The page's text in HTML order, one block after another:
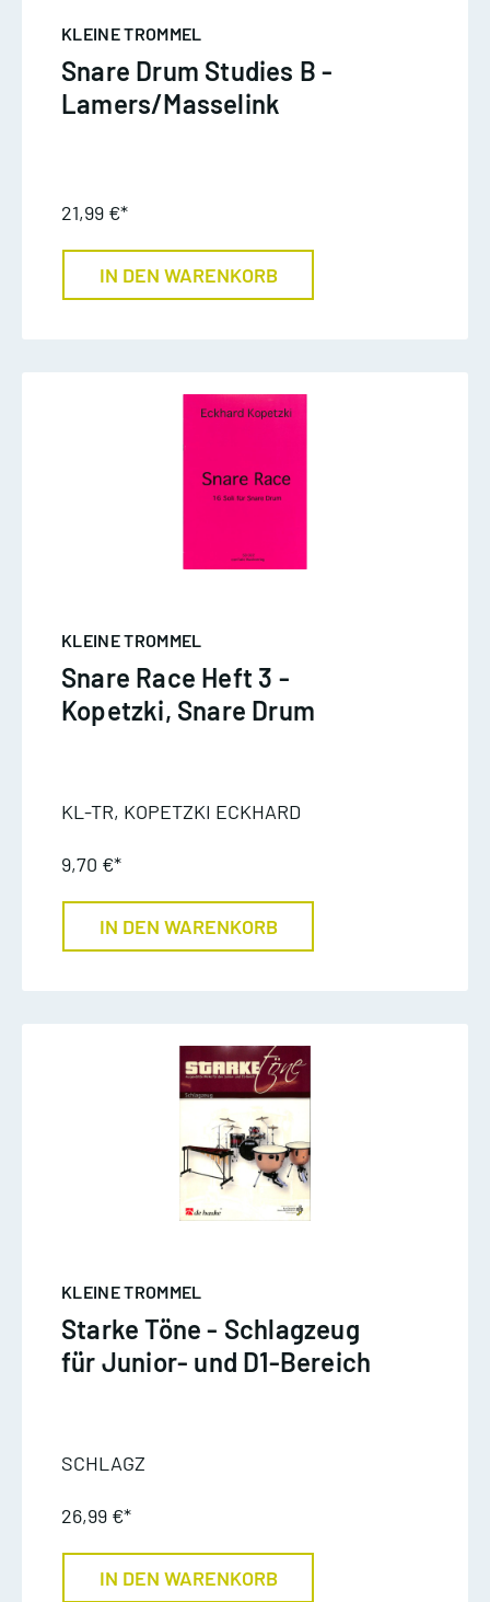
KLEINE TROMMEL
Snare Drum Studies B -
Lamers/Masselink
21,99 €*
IN DEN WARENKORB
KLEINE TROMMEL
Snare Race Heft 3 -
Kopetzki, Snare Drum
KL-TR, KOPETZKI ECKHARD
9,70 €*
IN DEN WARENKORB
KLEINE TROMMEL
Starke Töne - Schlagzeug
für Junior- und D1-Bereich
SCHLAGZ
26,99 €*
IN DEN WARENKORB